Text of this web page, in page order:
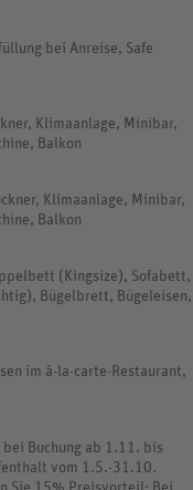
bei Anreise, Safe
Klimaanlage, Minibar,
Balkon
Klimaanlage, Minibar,
Balkon
(Kingsize), Sofabett,
Bügelbrett, Bügeleisen,
im à-la-carte-Restaurant,
Buchung ab 1.11. bis
vom 1.5.-31.10.